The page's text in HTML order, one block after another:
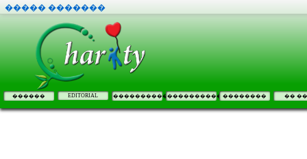
����� �������
������ EDITORIAL �������������������� �������� ��